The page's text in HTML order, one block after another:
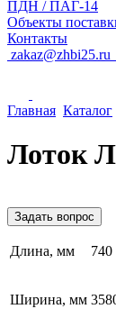
ПДН / ПАГ-14
Объекты
Контакты
zakaz@zhbi25.ru
Главная Каталог
Лоток
Задать вопрос
Длина, мм 740
Ширина, мм